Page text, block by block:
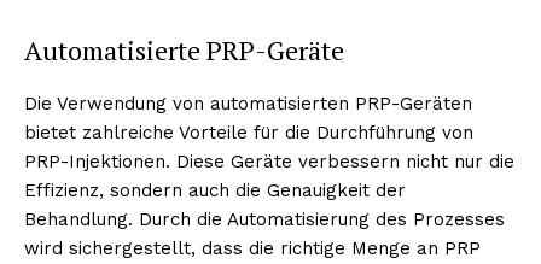
Automatisierte PRP-Geräte
Die Verwendung von automatisierten PRP-Geräten
bietet zahlreiche Vorteile für die Durchführung von
PRP-Injektionen. Diese Geräte verbessern nicht nur die
Effizienz, sondern auch die Genauigkeit der
Behandlung. Durch die Automatisierung des Prozesses
wird sichergestellt, dass die richtige Menge an PRP